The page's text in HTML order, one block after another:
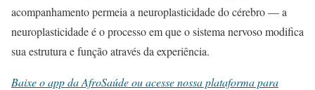
acompanhamento permeia a neuroplasticidade do cérebro — a
neuroplasticidade é o processo em que o sistema nervoso modifica
sua estrutura e função através da experiência.
Baixe o app da AfroSaúde ou acesse nossa plataforma para